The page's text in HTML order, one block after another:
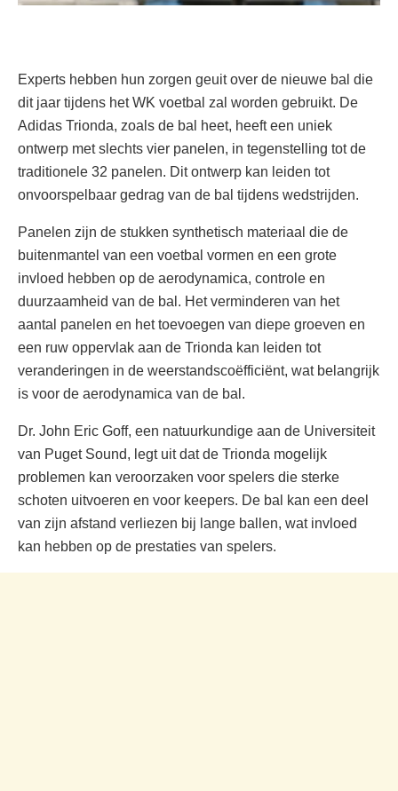
Experts hebben hun zorgen geuit over de nieuwe bal die
dit jaar tijdens het WK voetbal zal worden gebruikt. De
Adidas Trionda, zoals de bal heet, heeft een uniek
ontwerp met slechts vier panelen, in tegenstelling tot de
traditionele 32 panelen. Dit ontwerp kan leiden tot
onvoorspelbaar gedrag van de bal tijdens wedstrijden.
Panelen zijn de stukken synthetisch materiaal die de
buitenmantel van een voetbal vormen en een grote
invloed hebben op de aerodynamica, controle en
duurzaamheid van de bal. Het verminderen van het
aantal panelen en het toevoegen van diepe groeven en
een ruw oppervlak aan de Trionda kan leiden tot
veranderingen in de weerstandscoëfficiënt, wat belangrijk
is voor de aerodynamica van de bal.
Dr. John Eric Goff, een natuurkundige aan de Universiteit
van Puget Sound, legt uit dat de Trionda mogelijk
problemen kan veroorzaken voor spelers die sterke
schoten uitvoeren en voor keepers. De bal kan een deel
van zijn afstand verliezen bij lange ballen, wat invloed
kan hebben op de prestaties van spelers.